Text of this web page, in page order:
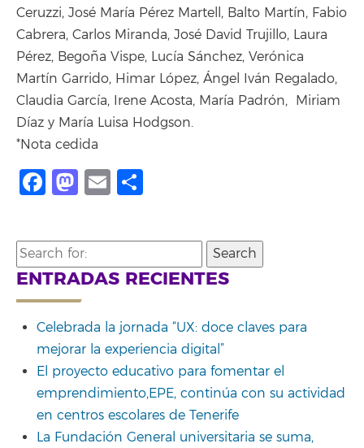
Ceruzzi, José María Pérez Martell, Balto Martín, Fabio
Cabrera, Carlos Miranda, José David Trujillo, Laura
Pérez, Begoña Vispe, Lucía Sánchez, Verónica
Martín Garrido, Himar López, Ángel Iván Regalado,
Claudia García, Irene Acosta, María Padrón, Miriam
Díaz y María Luisa Hodgson.
*Nota cedida
Facebook
Mastodon
Email
Search
for:
ENTRADAS RECIENTES
Celebrada la jornada “UX: doce claves para
mejorar la experiencia digital”
El proyecto educativo para fomentar el
emprendimiento,EPE, continúa con su actividad
en centros escolares de Tenerife
La Fundación General universitaria se suma,